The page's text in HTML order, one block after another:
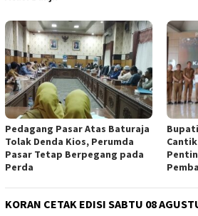
Pedagang Pasar Atas Baturaja
Tolak Denda Kios, Perumda
Pasar Tetap Berpegang pada
Perda
Cantik
KORAN CETAK EDISI SABTU 08